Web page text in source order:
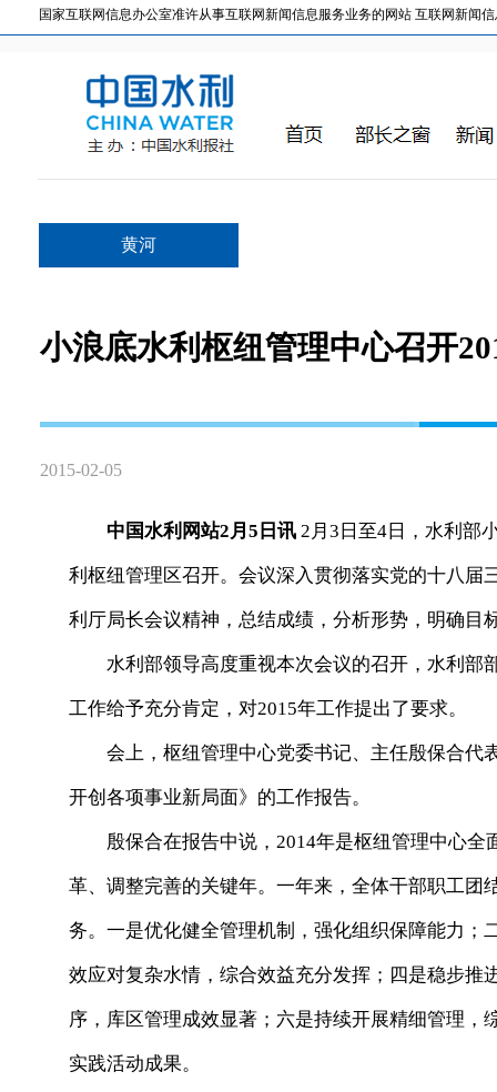
国家互联网信息办公室准许从事互联网新闻信息服务业务的网站 互联网新闻信
黄河
小浪底水利枢纽管理中心召开
2015-02-05
中国水利网站2月5日讯 2月3日至4日，水利部
利枢纽管理区召开。会议深入贯彻落实党的十八
利厅局长会议精神，总结成绩，分析形势，明确目
水利部领导高度重视本次会议的召开，水利部
工作给予充分肯定，对2015年工作提出了要求。
会上，枢纽管理中心党委书记、主任殷保合代
开创各项事业新局面》的工作报告。
殷保合在报告中说，2014年是枢纽管理中心全
革、调整完善的关键年。一年来，全体干部职工
务。一是优化健全管理机制，强化组织保障能力
效应对复杂水情，综合效益充分发挥；四是稳步
序，库区管理成效显著；六是持续开展精细管理
实践活动成果。